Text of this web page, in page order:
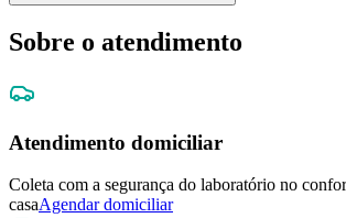
Sobre o atendimento
Atendimento domiciliar
Coleta com a segurança do laboratório no
casaAgendar domiciliar